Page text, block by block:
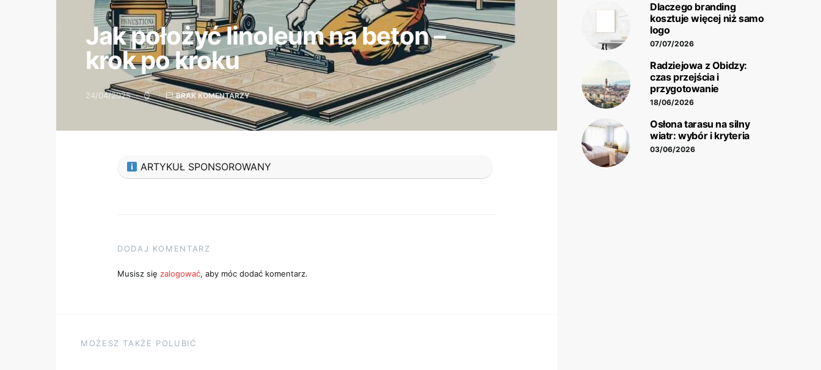
Jak położyć linoleum na beton –
krok po kroku
24/04/2025 BRAK KOMENTARZY
ARTYKUŁ SPONSOROWANY
DODAJ KOMENTARZ
Musisz się zalogować, aby móc dodać komentarz.
MOŻESZ TAKŻE POLUBIĆ
Dlaczego branding
kosztuje więcej niż samo
logo
07/07/2026
Radziejowa z Obidzy:
czas przejścia i
przygotowanie
18/06/2026
Osłona tarasu na silny
wiatr: wybór i kryteria
03/06/2026